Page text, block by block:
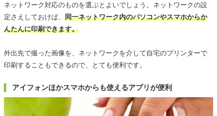
ネットワーク対応のものを選ぶとよいでしょう。ネットワークの設
定さえしておけば、 同一ネットワーク内のパソコンやスマホからか
んたんに印刷できます。
外出先で撮った画像を、ネットワークを介して自宅のプリンターで
印刷することもできるので、とても便利です。
アイフォンほかスマホからも使えるアプリが便利